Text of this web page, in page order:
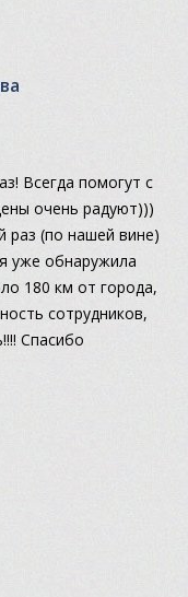
Всегда помогут с
очень радуют)))
раз (по нашей вине)
уже обнаружила
180 км от города,
сотрудников,
Спасибо